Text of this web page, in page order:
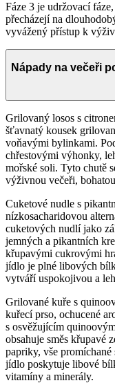
Fáze 3 je udržovací
přecházejí na
vyvážený přístup k
Nápady na večeři
Grilovaný losos s
šťavnatý kousek
voňavými bylinkami.
chřestovými výhonky,
mořské soli. Tyto chutě
výživnou večeři,
Cuketové nudle s
nízkosacharidovou
cuketových nudlí jako
jemných a pikantních
křupavými cukrovými
jídlo je plné libových
vytváří uspokojivou a
Grilované kuře s
kuřecí prso, ochucené
s osvěžujícím
obsahuje směs křupavé
papriky, vše
jídlo poskytuje libové
vitamíny a minerály.